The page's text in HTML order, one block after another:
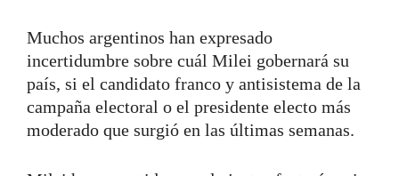
Muchos argentinos han expresado
incertidumbre sobre cuál Milei gobernará su
país, si el candidato franco y antisistema de la
campaña electoral o el presidente electo más
moderado que surgió en las últimas semanas.